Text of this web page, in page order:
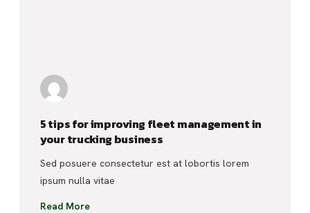
5 tips for improving fleet management in
your trucking business
Sed posuere consectetur est at lobortis lorem
ipsum nulla vitae
Read More